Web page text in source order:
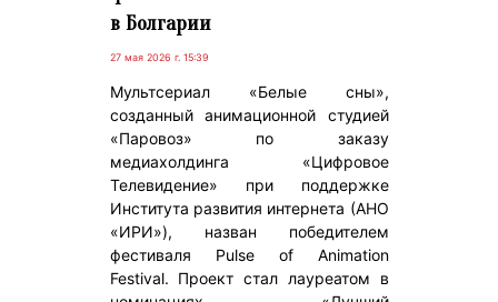
в Болгарии
27 мая 2026 г. 15:39
Мультсериал «Белые сны»,
созданный анимационной студией
«Паровоз» по заказу
медиахолдинга «Цифровое
Телевидение» при поддержке
Института развития интернета (АНО
«ИРИ»), назван победителем
фестиваля Pulse of Animation
Festival. Проект стал лауреатом в